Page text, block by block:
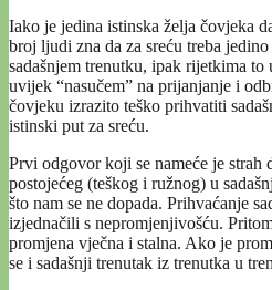
Iako je jedina istinska želja čovjeka
broj ljudi zna da za sreću treba
sadašnjem trenutku, ipak rijetkima to
uvijek “nasučem” na prijanjanje i
čovjeku izrazito teško prihvatiti
istinski put za sreću.
Prvi odgovor koji se nameće je strah
postojećeg (teškog i ružnog) u
što nam se ne dopada. Prihvaćanje
izjednačili s nepromjenjivošću.
promjena vječna i stalna. Ako je
se i sadašnji trenutak iz trenutka u